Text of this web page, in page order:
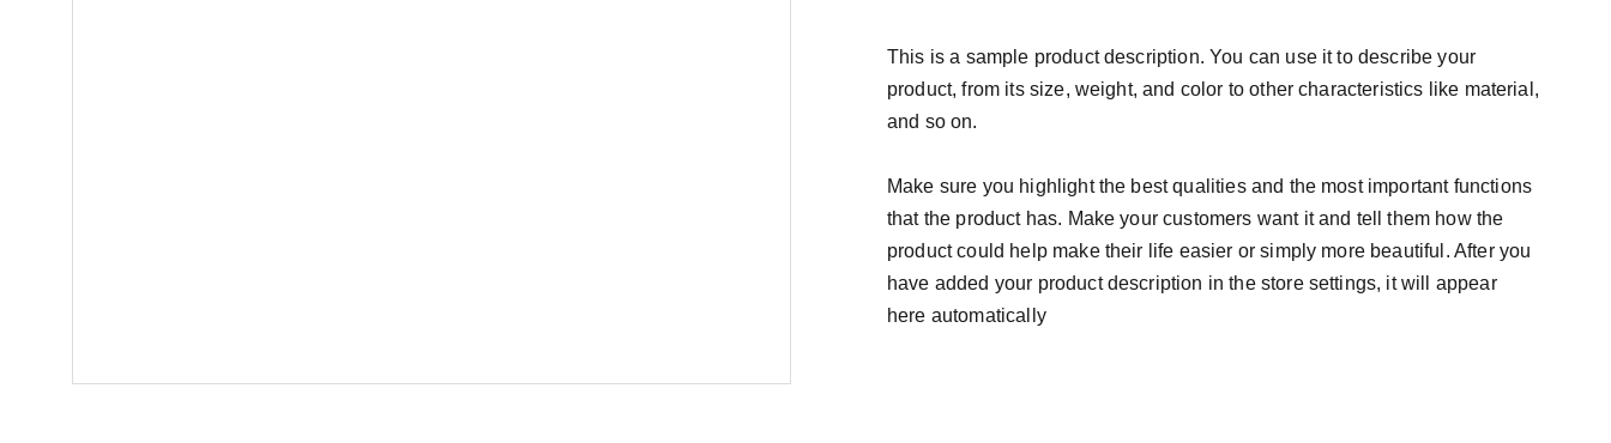
This is a sample product description. You can use it to describe your
product, from its size, weight, and color to other characteristics like material,
and so on.
Make sure you highlight the best qualities and the most important functions
that the product has. Make your customers want it and tell them how the
product could help make their life easier or simply more beautiful. After you
have added your product description in the store settings, it will appear
here automatically